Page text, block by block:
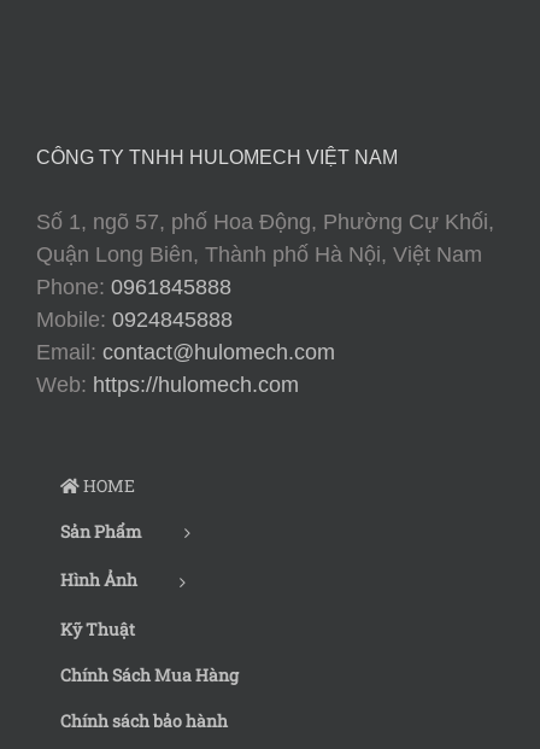
CÔNG TY TNHH HULOMECH VIỆT NAM
Số 1, ngõ 57, phố Hoa Động, Phường Cự Khối,
Quận Long Biên, Thành phố Hà Nội, Việt Nam
Phone: 0961845888
Mobile: 0924845888
Email: contact@hulomech.com
Web: https://hulomech.com
HOME
Sản Phẩm
Hình Ảnh
Kỹ Thuật
Chính Sách Mua Hàng
Chính sách bảo hành